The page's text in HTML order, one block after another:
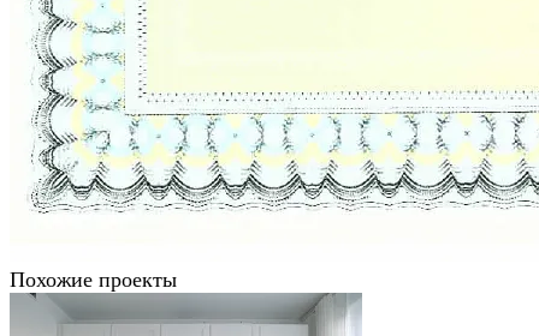
Похожие проекты